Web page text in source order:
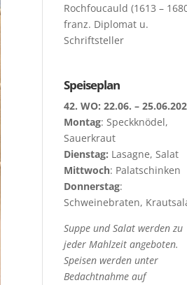
Rochfoucauld (1613 –
franz. Diplomat u.
Schriftsteller
Speiseplan
42. WO: 22.06. –
Montag: Speckknödel,
Sauerkraut
Dienstag: Lasagne, Salat
Mittwoch: Palatschinken
Donnerstag:
Schweinebraten,
Suppe und Salat werden zu
jeder Mahlzeit angeboten.
Speisen werden unter
Bedachtnahme auf